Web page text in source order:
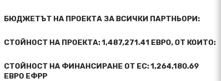
БЮДЖЕТЪТ НА ПРОЕКТА ЗА ВСИЧКИ ПАРТНЬОРИ:
СТОЙНОСТ НА ПРОЕКТА: 1,487,271.41 ЕВРО, ОТ КОИТО:
СТОЙНОСТ НА ФИНАНСИРАНЕ ОТ ЕС: 1,264,180.69
ЕВРО ЕФРР